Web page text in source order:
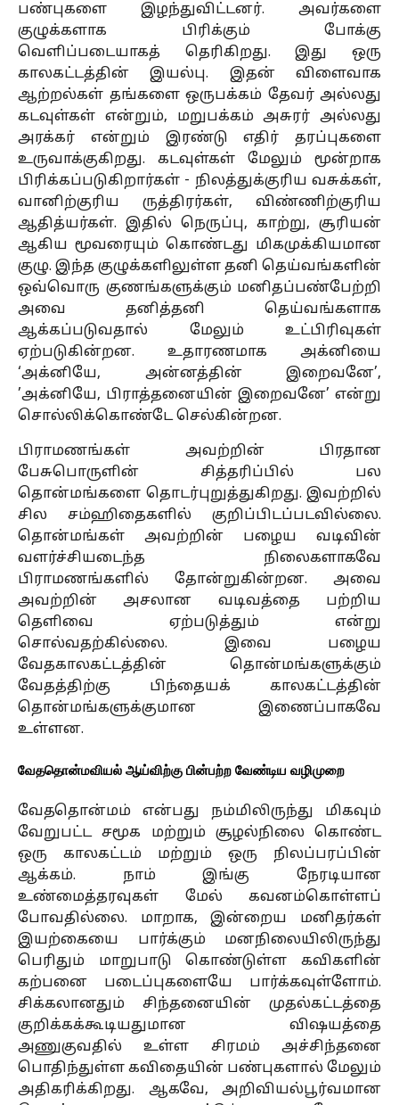
பண்புகளை இழந்துவிட்டனர். அவர்களை
குழுக்களாக பிரிக்கும் போக்கு
வெளிப்படையாகத் தெரிகிறது. இது ஒரு
காலகட்டத்தின் இயல்பு. இதன் விளைவாக
ஆற்றல்கள் தங்களை ஒருபக்கம் தேவர் அல்லது
கடவுள்கள் என்றும், மறுபக்கம் அசுரர் அல்லது
அரக்கர் என்றும் இரண்டு எதிர் தரப்புகளை
உருவாக்குகிறது. கடவுள்கள் மேலும் மூன்றாக
பிரிக்கப்படுகிறார்கள் - நிலத்துக்குரிய வசுக்கள்,
வானிற்குரிய ருத்திரர்கள், விண்ணிற்குரிய
ஆதித்யர்கள். இதில் நெருப்பு, காற்று, சூரியன்
ஆகிய மூவரையும் கொண்டது மிகமுக்கியமான
குழு. இந்த குழுக்களிலுள்ள தனி தெய்வங்களின்
ஒவ்வொரு குணங்களுக்கும் மனிதப்பண்பேற்றி
அவை தனித்தனி தெய்வங்களாக
ஆக்கப்படுவதால் மேலும் உட்பிரிவுகள்
ஏற்படுகின்றன. உதாரணமாக அக்னியை
‘அக்னியே, அன்னத்தின் இறைவனே’,
’அக்னியே, பிராத்தனையின் இறைவனே’ என்று
சொல்லிக்கொண்டே செல்கின்றன.
பிராமணங்கள் அவற்றின் பிரதான
பேசுபொருளின் சித்தரிப்பில் பல
தொன்மங்களை தொடர்புறுத்துகிறது. இவற்றில்
சில சம்ஹிதைகளில் குறிப்பிடப்படவில்லை.
தொன்மங்கள் அவற்றின் பழைய வடிவின்
வளர்ச்சியடைந்த நிலைகளாகவே
பிராமணங்களில் தோன்றுகின்றன. அவை
அவற்றின் அசலான வடிவத்தை பற்றிய
தெளிவை ஏற்படுத்தும் என்று
சொல்வதற்கில்லை. இவை பழைய
வேதகாலகட்டத்தின் தொன்மங்களுக்கும்
வேதத்திற்கு பிந்தையக் காலகட்டத்தின்
தொன்மங்களுக்குமான இணைப்பாகவே
உள்ளன.
வேததொன்மவியல் ஆய்விற்கு பின்பற்ற வேண்டிய வழிமுறை
வேததொன்மம் என்பது நம்மிலிருந்து மிகவும்
வேறுபட்ட சமூக மற்றும் சூழல்நிலை கொண்ட
ஒரு காலகட்டம் மற்றும் ஒரு நிலப்பரப்பின்
ஆக்கம். நாம் இங்கு நேரடியான
உண்மைத்தரவுகள் மேல் கவனம்கொள்ளப்
போவதில்லை. மாறாக, இன்றைய மனிதர்கள்
இயற்கையை பார்க்கும் மனநிலையிலிருந்து
பெரிதும் மாறுபாடு கொண்டுள்ள கவிகளின்
கற்பனை படைப்புகளையே பார்க்கவுள்ளோம்.
சிக்கலானதும் சிந்தனையின் முதல்கட்டத்தை
குறிக்கக்கூடியதுமான விஷயத்தை
அணுகுவதில் உள்ள சிரமம் அச்சிந்தனை
பொதிந்துள்ள கவிதையின் பண்புகளால் மேலும்
அதிகரிக்கிறது. ஆகவே, அறிவியல்பூர்வமான